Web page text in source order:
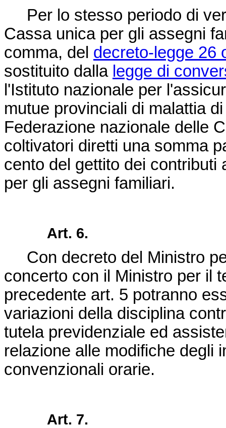
Per lo stesso periodo di
Cassa unica per gli assegni
comma, del decreto-legge 26
sostituito dalla legge di
l'Istituto nazionale per
mutue provinciali di malattia
Federazione nazionale delle
coltivatori diretti una somma
cento del gettito dei contributi
per gli assegni familiari.
Art. 6.
Con decreto del Ministro
concerto con il Ministro per il
precedente art. 5 potranno
variazioni della disciplina
tutela previdenziale ed
relazione alle modifiche degli
convenzionali orarie.
Art. 7.